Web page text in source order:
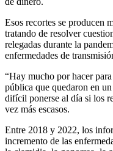
Esos recortes se producen
tratando de resolver
relegadas durante la
enfermedades de
“Hay mucho por hacer
pública que quedaron en
difícil ponerse al día si los
vez más escasos.
Entre 2018 y 2022, los
incremento de las